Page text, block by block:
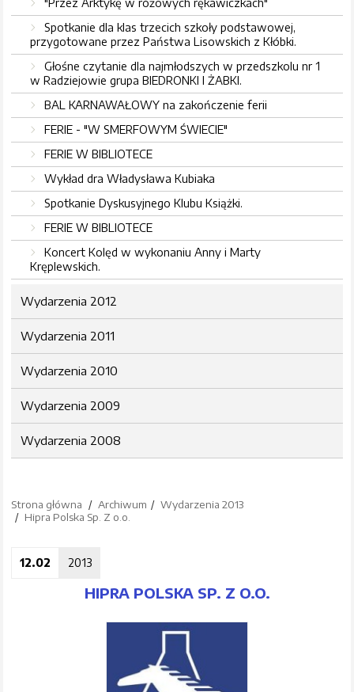
"Przez Arktykę w różowych rękawiczkach"
Spotkanie dla klas trzecich szkoły podstawowej,
przygotowane przez Państwa Lisowskich z Kłóbki.
Głośne czytanie dla najmłodszych w przedszkolu nr 1
w Radziejowie grupa BIEDRONKI I ŻABKI.
BAL KARNAWAŁOWY na zakończenie ferii
FERIE - "W SMERFOWYM ŚWIECIE"
FERIE W BIBLIOTECE
Wykład dra Władysława Kubiaka
Spotkanie Dyskusyjnego Klubu Książki.
FERIE W BIBLIOTECE
Koncert Kolęd w wykonaniu Anny i Marty
Kręplewskich.
Wydarzenia 2012
Wydarzenia 2011
Wydarzenia 2010
Wydarzenia 2009
Wydarzenia 2008
Strona główna Archiwum
Wydarzenia 2013
Hipra Polska Sp. Z o.o.
12.02 2013
HIPRA POLSKA SP. Z O.O.